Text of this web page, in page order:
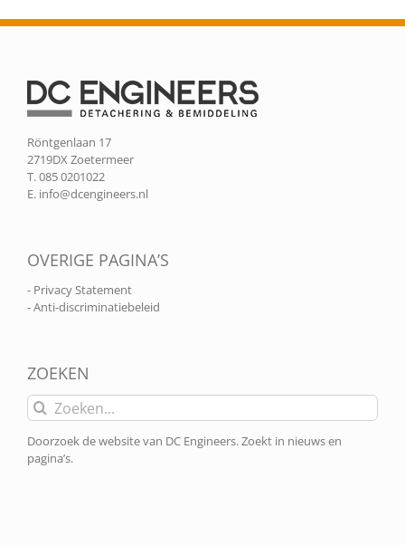
Röntgenlaan 17
2719DX Zoetermeer
T. 085 0201022
E. info@dcengineers.nl
OVERIGE PAGINA’S
- Privacy Statement
- Anti-discriminatiebeleid
ZOEKEN
Zoeken
naar:
Doorzoek de website van DC Engineers. Zoekt in nieuws en
pagina’s.